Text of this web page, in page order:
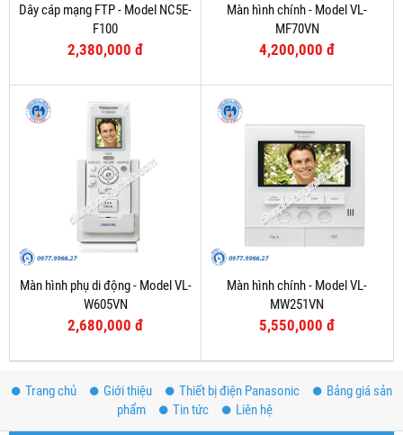
Dây cáp mạng FTP - Model NC5E-
F100
2,380,000 đ
Màn hình chính - Model VL-
MF70VN
4,200,000 đ
Màn hình phụ di động - Model VL-
W605VN
2,680,000 đ
Màn hình chính - Model VL-
MW251VN
5,550,000 đ
Trang chủ Giới thiệu Thiết bị điện Panasonic
Bảng giá sản
phẩm
Tin tức Liên hệ